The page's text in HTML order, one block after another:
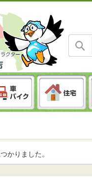
かりました。